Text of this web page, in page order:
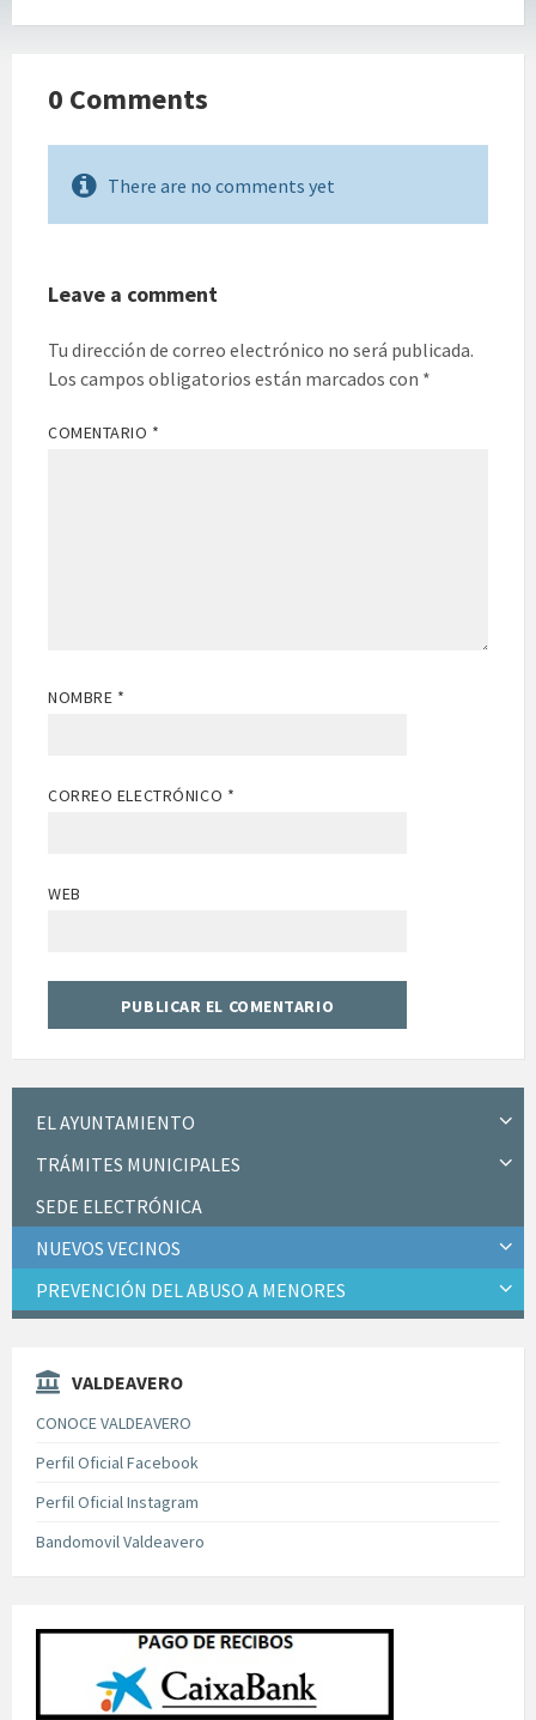
0 Comments
There are no comments yet
Leave a comment
Tu dirección de correo electrónico no será publicada.
Los campos obligatorios están marcados con *
COMENTARIO *
NOMBRE *
CORREO ELECTRÓNICO *
WEB
EL AYUNTAMIENTO
TRÁMITES MUNICIPALES
SEDE ELECTRÓNICA
NUEVOS VECINOS
PREVENCIÓN DEL ABUSO A MENORES
VALDEAVERO
CONOCE VALDEAVERO
Perfil Oficial Facebook
Perfil Oficial Instagram
Bandomovil Valdeavero